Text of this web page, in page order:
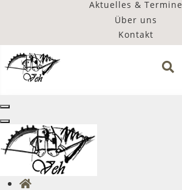
Aktuelles & Termine
Über uns
Kontakt